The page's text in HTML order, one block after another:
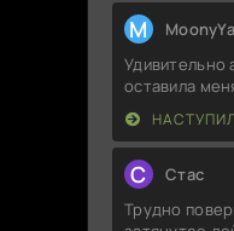
M
Удивительно
оставила
С Стас
Трудно